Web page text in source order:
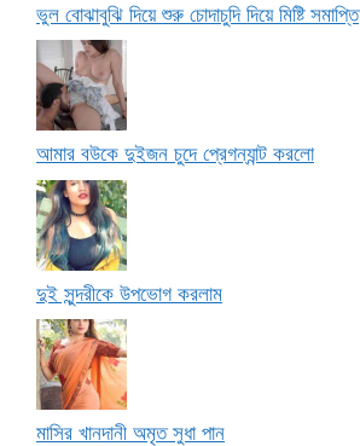
ভুল বোঝাবুঝি দিয়ে শুরু চোদাচুদি দিয়ে মিষ্টি সমাপ্তি
আমার বউকে দুইজন চুদে প্রেগন্যান্ট করলো
দুই সুন্দরীকে উপভোগ করলাম
মাসির খানদানী অমৃত সুধা পান